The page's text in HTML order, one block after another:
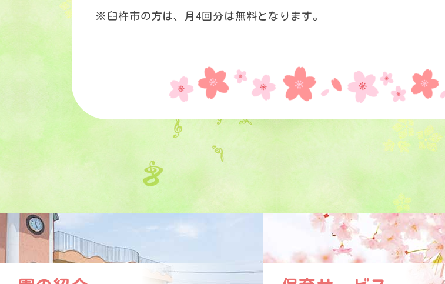
※臼杵市の方は、月4回分は無料となります。